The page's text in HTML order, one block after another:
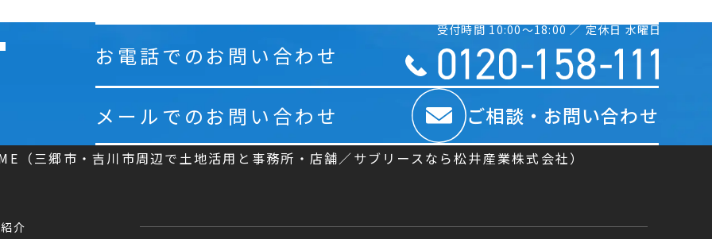
お電話でのお問い合わせ
受付時間 10:00〜18:00 ／ 定休日 水曜日
メールでのお問い合わせ ご相談・お問い合わせ
（三郷市・吉川市周辺で土地活用と事務所・店舗／サブリースなら松井産業株式会社）
介